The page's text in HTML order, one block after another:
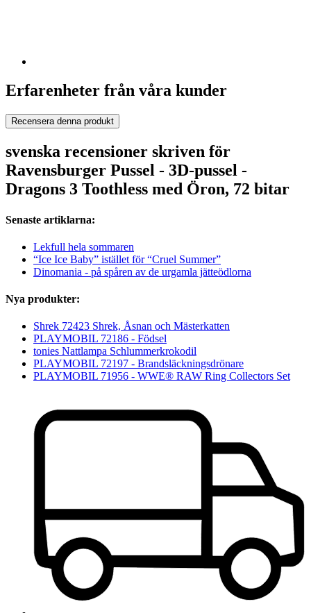
Erfarenheter från våra kunder
Recensera denna produkt
svenska recensioner skriven för
Ravensburger Pussel - 3D-pussel -
Dragons 3 Toothless med Öron, 72 bitar
Senaste artiklarna:
Lekfull hela sommaren
“Ice Ice Baby” istället för “Cruel Summer”
Dinomania - på spåren av de urgamla jätteödlorna
Nya produkter:
Shrek 72423 Shrek, Åsnan och Mästerkatten
PLAYMOBIL 72186 - Födsel
tonies Nattlampa Schlummerkrokodil
PLAYMOBIL 72197 - Brandsläckningsdrönare
PLAYMOBIL 71956 - WWE® RAW Ring Collectors Set